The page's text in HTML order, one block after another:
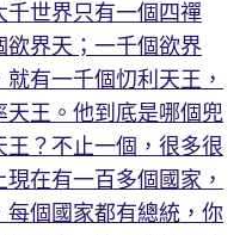
千世界只有一個四禪
界天；一千個欲界
有一千個忉利天王，
王。他到底是哪個兜
？不止一個，很多很
在有一百多個國家，
個國家都有總統，你